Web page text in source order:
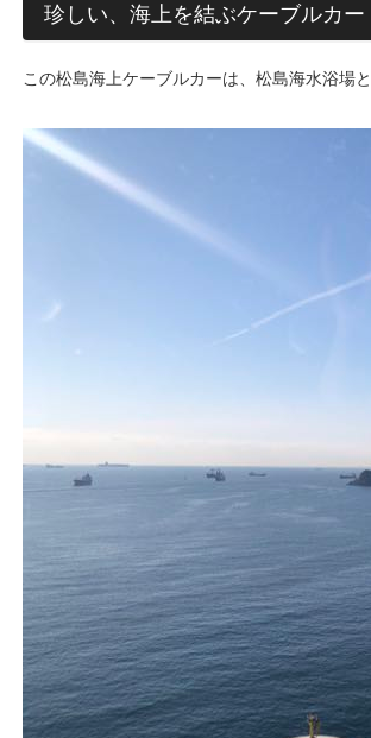
珍しい、海上を結ぶケーブルカー
この松島海上ケーブルカーは、松島海水浴場